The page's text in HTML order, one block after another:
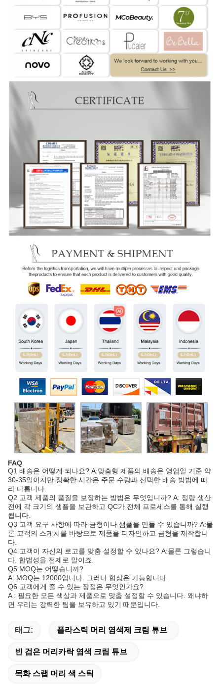
FAQ
Q1 배송은 어떻게 되나요? A:맞춤형 제품의 배송은 영업일 기준 약
30-35일이지만 정확한 시간은 주문 수량과 선택한 배송 방법에 따
라 다릅니다.
Q2 고객 제품의 품질을 보장하는 방법은 무엇입니까? A: 정량 생산
전에 각 크기의 샘플을 보관하고 QC가 전체 프로세스를 통해 실행
됩니다.
Q3 고객 요구 사항에 따라 금형이나 샘플을 만들 수 있습니까? A:물
론 고객의 스케치를 바탕으로 제품을 디자인하고 금형을 제작합니
다.
Q4 고객이 자신의 로고를 맞춤 설정할 수 있나요? A:물론 그렇습니
다. 합법성을 전제로 말이죠.
Q5 MOQ는 어떻습니까?
A: MOQ는 12000입니다. 그러나 협상은 가능합니다
Q6 고객에게 줄 수 있는 장점은 무엇인가요?
A : 필요한 모든 색상과 제품으로 맞춤 설정할 수 있습니다. 왜냐하
면 우리는 강력한 팀을 보유하고 있기 때문입니다.
태그: 플라스틱 머리 염색제 크림 튜브
빈 검은 머리카락 염색 크림 튜브
목화 스랩 머리 색 스틱